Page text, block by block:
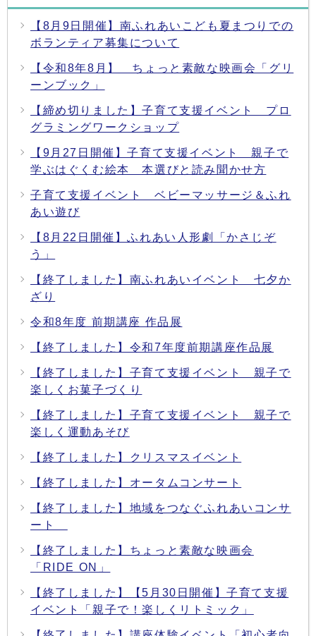
【8月9日開催】南ふれあいこども夏まつりでの
ボランティア募集について
【令和8年8月】 ちょっと素敵な映画会「グリ
ーンブック」
【締め切りました】子育て支援イベント プロ
グラミングワークショップ
【9月27日開催】子育て支援イベント 親子で
学ぶはぐくむ絵本 本選びと読み聞かせ方
子育て支援イベント ベビーマッサージ＆ふれ
あい遊び
【8月22日開催】ふれあい人形劇「かさじぞ
う」
【終了しました】南ふれあいイベント 七夕か
ざり
令和8年度 前期講座 作品展
【終了しました】令和7年度前期講座作品展
【終了しました】子育て支援イベント 親子で
楽しくお菓子づくり
【終了しました】子育て支援イベント 親子で
楽しく運動あそび
【終了しました】クリスマスイベント
【終了しました】オータムコンサート
【終了しました】地域をつなぐふれあいコンサ
ート
【終了しました】ちょっと素敵な映画会
「RIDE ON」
【終了しました】【5月30日開催】子育て支援
イベント「親子で！楽しくリトミック」